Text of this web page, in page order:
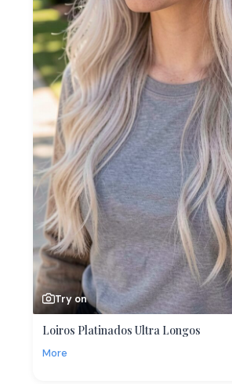
Try on
Loiros Platinados Ultra Longos
More